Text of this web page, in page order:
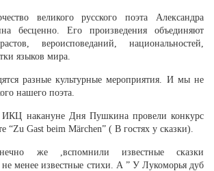
великого русского поэта Александра
бесценно. Его произведения объединяют
вероисповеданий, национальностей,
языков мира.
разные культурные мероприятия. И мы не
нашего поэта.
накануне Дня Пушкина провели конкурс
“Zu Gast beim Märchen” ( В гостях у сказки).
же ,вспомнили известные сказки
менее известные стихи. А ” У Лукоморья дуб